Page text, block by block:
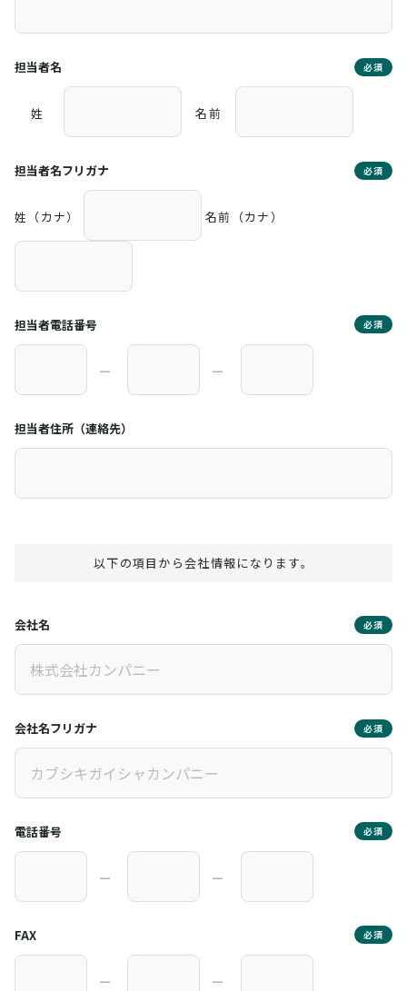
担当者名 必須
姓 名前
担当者名フリガナ 必須
姓（カナ） 名前（カナ）
担当者電話番号 必須
― ―
担当者住所（連絡先）
以下の項目から会社情報になります。
会社名 必須
会社名フリガナ 必須
電話番号 必須
― ―
FAX 必須
― ―